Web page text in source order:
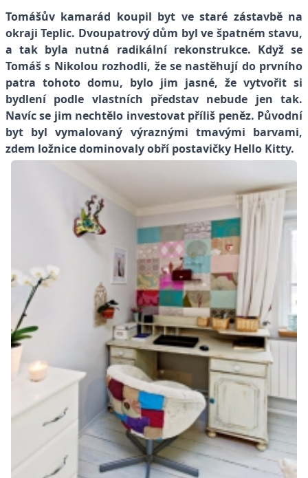
Tomášův kamarád koupil byt ve staré zástavbě na
okraji Teplic. Dvoupatrový dům byl ve špatném stavu,
a tak byla nutná radikální rekonstrukce. Když se
Tomáš s Nikolou rozhodli, že se nastěhují do prvního
patra tohoto domu, bylo jim jasné, že vytvořit si
bydlení podle vlastních představ nebude jen tak.
Navíc se jim nechtělo investovat příliš peněz. Původní
byt byl vymalovaný výraznými tmavými barvami,
zdem ložnice dominovaly obří postavičky Hello Kitty.